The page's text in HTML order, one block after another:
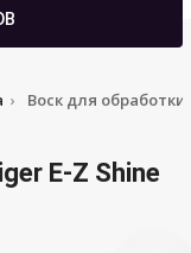
Воск для обработки
E-Z Shine